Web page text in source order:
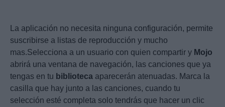
La aplicación no necesita ninguna configuración, permite
suscribirse a listas de reproducción y mucho
mas.Selecciona a un usuario con quien compartir y Mojo
abrirá una ventana de navegación, las canciones que ya
tengas en tu biblioteca aparecerán atenuadas. Marca la
casilla que hay junto a las canciones, cuando tu
selección esté completa solo tendrás que hacer un clic